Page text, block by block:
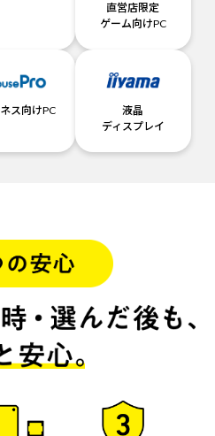
直営店限定
ゲーム向けPC
ス向けPC
液晶
ディスプレイ